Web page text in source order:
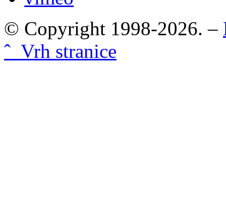
© Copyright 1998-2026. –
ˆ Vrh stranice